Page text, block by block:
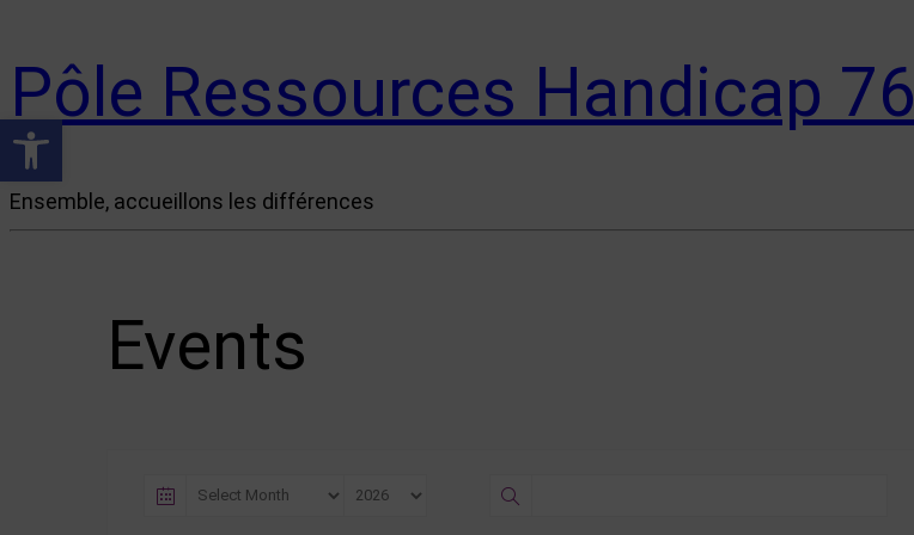
Ouvrir la barre d’outils
Pôle Ressources Handicap 76
Ensemble, accueillons les différences
Events